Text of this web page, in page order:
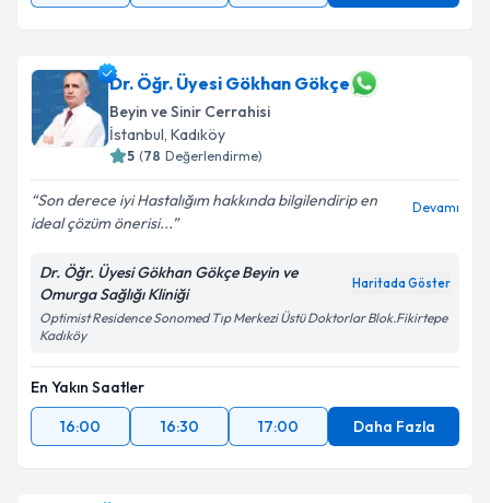
Dr. Öğr. Üyesi Gökhan Gökçe
Beyin ve Sinir Cerrahisi
İstanbul, Kadıköy
5 (78 Değerlendirme)
Son derece iyi Hastalığım hakkında bilgilendirip en
ideal çözüm önerisi...
Devamı
Dr. Öğr. Üyesi Gökhan Gökçe Beyin ve
Omurga Sağlığı Kliniği
Haritada Göster
Optimist Residence Sonomed Tıp Merkezi Üstü Doktorlar Blok.Fikirtepe
Kadıköy
En Yakın Saatler
16:00
16:30 17:00 Daha Fazla